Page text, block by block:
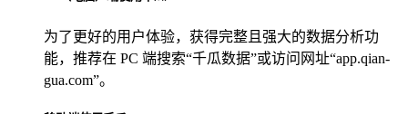
为了更好的用户体验，获得完整且强大的数据分析功
能，推荐在 PC 端搜索“千瓜数据”或访问网址“app.qian-
gua.com”。